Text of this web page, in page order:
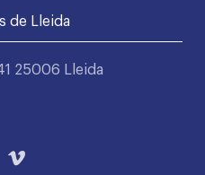
de Lleida
25006 Lleida